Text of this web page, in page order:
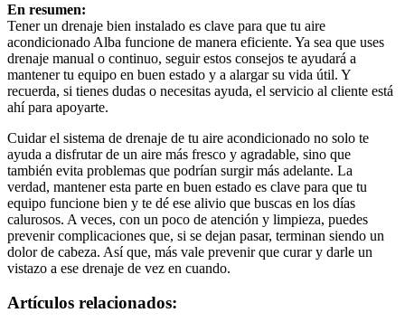
En resumen:
Tener un drenaje bien instalado es clave para que tu aire
acondicionado Alba funcione de manera eficiente. Ya sea que uses
drenaje manual o continuo, seguir estos consejos te ayudará a
mantener tu equipo en buen estado y a alargar su vida útil. Y
recuerda, si tienes dudas o necesitas ayuda, el servicio al cliente está
ahí para apoyarte.
Cuidar el sistema de drenaje de tu aire acondicionado no solo te
ayuda a disfrutar de un aire más fresco y agradable, sino que
también evita problemas que podrían surgir más adelante. La
verdad, mantener esta parte en buen estado es clave para que tu
equipo funcione bien y te dé ese alivio que buscas en los días
calurosos. A veces, con un poco de atención y limpieza, puedes
prevenir complicaciones que, si se dejan pasar, terminan siendo un
dolor de cabeza. Así que, más vale prevenir que curar y darle un
vistazo a ese drenaje de vez en cuando.
Artículos relacionados: